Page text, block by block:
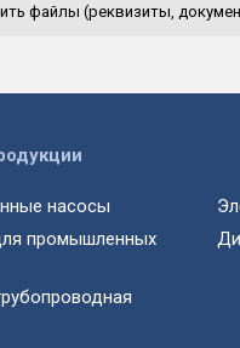
файлы (реквизиты,
насосы
промышленных